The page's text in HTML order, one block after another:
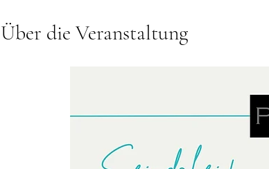
Über die Veranstaltung